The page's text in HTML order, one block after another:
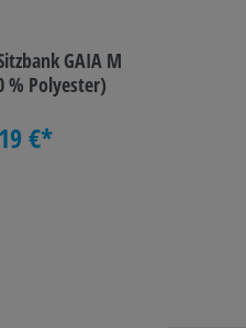
GAIA M
% Polyester)
€*